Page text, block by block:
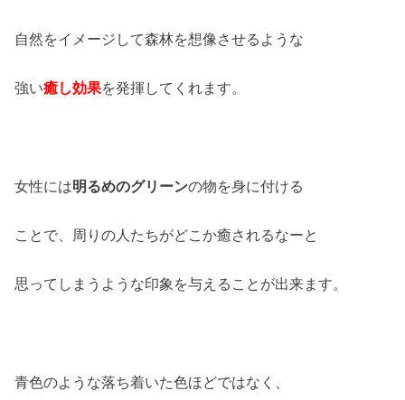
自然をイメージして森林を想像させるような
強い癒し効果を発揮してくれます。
女性には明るめのグリーンの物を身に付ける
ことで、周りの人たちがどこか癒されるなーと
思ってしまうような印象を与えることが出来ます。
青色のような落ち着いた色ほどではなく、